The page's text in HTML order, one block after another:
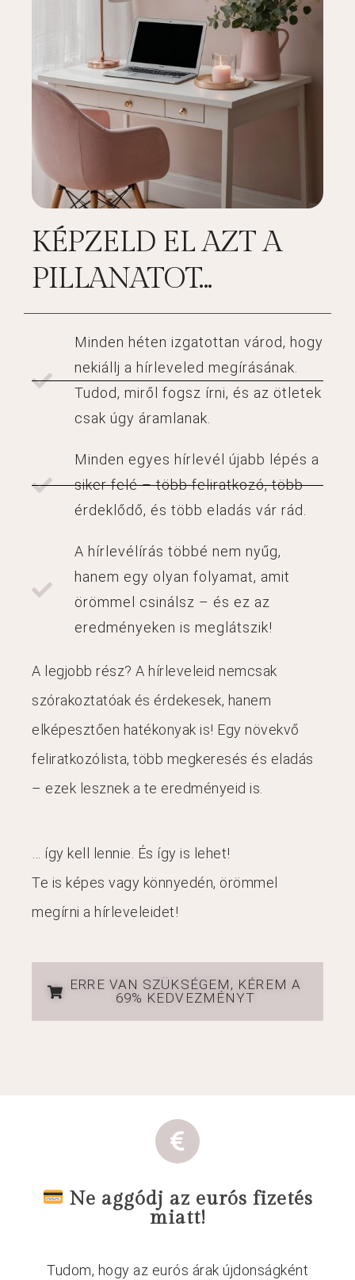
KÉPZELD EL AZT A
PILLANATOT...
Minden héten izgatottan várod, hogy
nekiállj a hírleveled megírásának.
Tudod, miről fogsz írni, és az ötletek
csak úgy áramlanak.
Minden egyes hírlevél újabb lépés a
siker felé – több feliratkozó, több
érdeklődő, és több eladás vár rád.
A hírlevélírás többé nem nyűg,
hanem egy olyan folyamat, amit
örömmel csinálsz – és ez az
eredményeken is meglátszik!
A legjobb rész? A hírleveleid nemcsak
szórakoztatóak és érdekesek, hanem
elképesztően hatékonyak is! Egy növekvő
feliratkozólista, több megkeresés és eladás
– ezek lesznek a te eredményeid is.
… így kell lennie. És így is lehet!
Te is képes vagy könnyedén, örömmel
megírni a hírleveleidet!
ERRE VAN SZÜKSÉGEM, KÉREM A
69% KEDVEZMÉNYT
Ne aggódj az eurós fizetés
miatt!
Tudom, hogy az eurós árak újdonságként